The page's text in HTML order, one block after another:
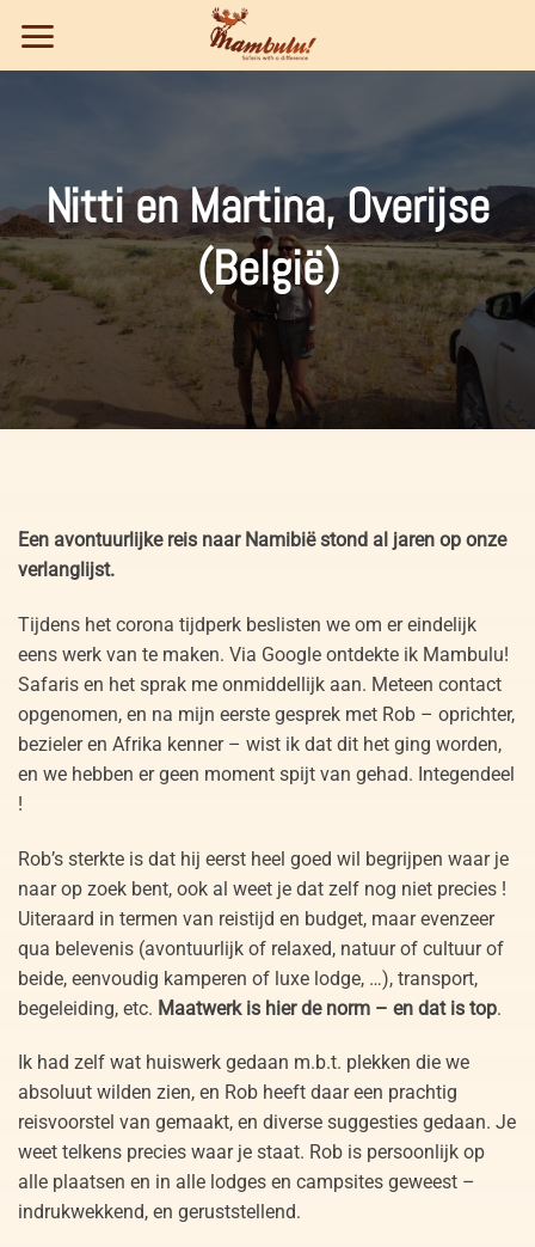
naar
inhoud
Nitti en Martina, Overijse
(België)
Een avontuurlijke reis naar Namibië stond al jaren op onze
verlanglijst.
Tijdens het corona tijdperk beslisten we om er eindelijk
eens werk van te maken. Via Google ontdekte ik Mambulu!
Safaris en het sprak me onmiddellijk aan. Meteen contact
opgenomen, en na mijn eerste gesprek met Rob – oprichter,
bezieler en Afrika kenner – wist ik dat dit het ging worden,
en we hebben er geen moment spijt van gehad. Integendeel
!
Rob’s sterkte is dat hij eerst heel goed wil begrijpen waar je
naar op zoek bent, ook al weet je dat zelf nog niet precies !
Uiteraard in termen van reistijd en budget, maar evenzeer
qua belevenis (avontuurlijk of relaxed, natuur of cultuur of
beide, eenvoudig kamperen of luxe lodge, …), transport,
begeleiding, etc. Maatwerk is hier de norm – en dat is top.
Ik had zelf wat huiswerk gedaan m.b.t. plekken die we
absoluut wilden zien, en Rob heeft daar een prachtig
reisvoorstel van gemaakt, en diverse suggesties gedaan. Je
weet telkens precies waar je staat. Rob is persoonlijk op
alle plaatsen en in alle lodges en campsites geweest –
indrukwekkend, en geruststellend.